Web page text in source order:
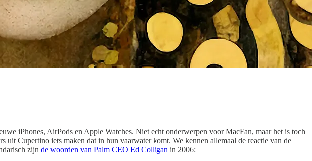
iPhones, AirPods en Apple Watches. Niet echt onderwerpen voor MacFan, maar het is toch
Cupertino iets maken dat in hun vaarwater komt. We kennen allemaal de reactie van de
zijn de woorden van Palm CEO Ed Colligan in 2006: